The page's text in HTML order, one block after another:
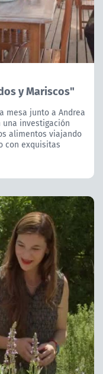
y Mariscos"
mesa junto a Andrea
una investigación
alimentos viajando
con exquisitas